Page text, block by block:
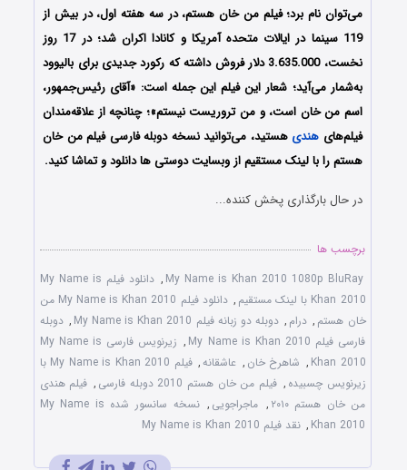
می‌توان نام برد؛ فیلم من خان هستم، در سه هفته اول، در بیش از
119 سینما در ایالات متحده آمریکا و کانادا اکران شد؛ در 17 روز
نخست، 3.635.000 دلار فروش داشته که رکورد جدیدی برای بالیوود
به‌شمار می‌آید؛ شعار این فیلم این جمله است: «آقای رئیس‌جمهور،
اسم من خان است، و من تروریست نیستم»؛ چنانچه از علاقه‌مندان
فیلم‌های هندی هستید، می‌توانید نسخه دوبله فارسی فیلم من خان
هستم را با لینک مستقیم از وبسایت دوستی ها دانلود و تماشا کنید.
در حال بارگذاری پخش کننده...
برچسب ها
My Name is Khan 2010 1080p BluRay
,
دانلود فیلم My Name is
Khan 2010 با لینک مستقیم
,
دانلود فیلم My Name is Khan 2010 من
خان هستم , درام , دوبله دو زبانه فیلم My Name is Khan 2010 , دوبله
فارسی فیلم My Name is Khan 2010
,
زیرنویس فارسی My Name is
Khan 2010
, شاهرخ خان , عاشقانه,
فیلم My Name is Khan 2010 با
زیرنویس چسبیده , فیلم من خان هستم 2010 دوبله فارسی , فیلم هندی
من خان هستم ۲۰۱۰
, ماجراجویی ,
نسخه سانسور شده My Name is
Khan 2010
, نقد فیلم My Name is Khan 2010